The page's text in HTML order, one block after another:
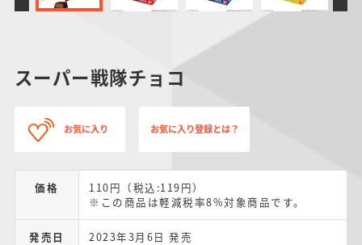
スーパー戦隊チョコ
お気に入り お気に入り登録とは？
価格
110円（税込:119円）
※この商品は軽減税率8%対象商品です。
発売日 2023年3月6日 発売